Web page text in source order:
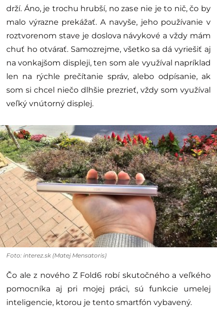
drží. Áno, je trochu hrubší, no zase nie je to nič, čo by
malo výrazne prekážať. A navyše, jeho používanie v
roztvorenom stave je doslova návykové a vždy mám
chuť ho otvárať. Samozrejme, všetko sa dá vyriešiť aj
na vonkajšom displeji, ten som ale využíval napríklad
len na rýchle prečítanie správ, alebo odpísanie, ak
som si chcel niečo dlhšie prezrieť, vždy som využíval
veľký vnútorný displej.
Foto: interez.sk (Matej Mensatoris)
Čo ale z nového Z Fold6 robí skutočného a veľkého
pomocníka aj pri mojej práci, sú funkcie umelej
inteligencie, ktorou je tento smartfón vybavený.